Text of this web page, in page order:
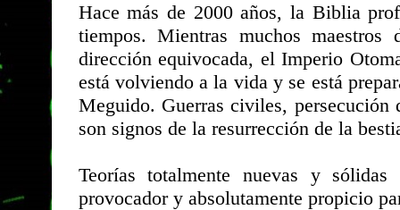
Hace más de 2000 años, la Biblia
tiempos. Mientras muchos
dirección equivocada, el Imperio
está volviendo a la vida y se está
Meguido. Guerras civiles,
son signos de la resurrección de la
Teorías totalmente nuevas y
provocador y absolutamente propicio